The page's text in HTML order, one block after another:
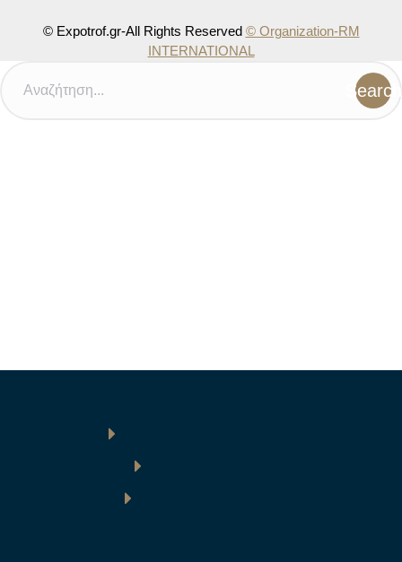
© Expotrof.gr-All Rights Reserved © Organization-RM
INTERNATIONAL
Search